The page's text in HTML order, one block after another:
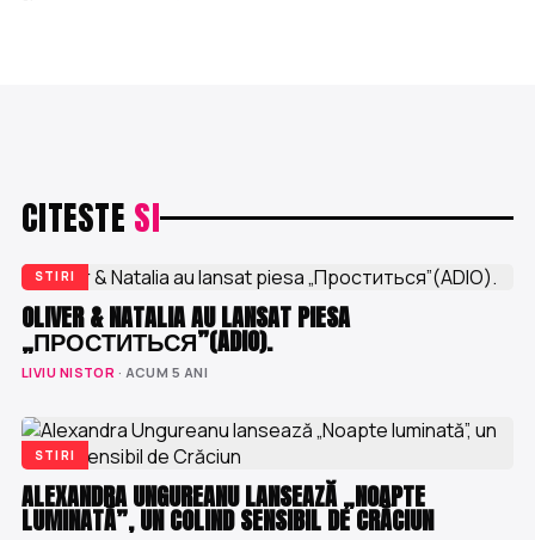
CITESTE SI
STIRI
OLIVER & NATALIA AU LANSAT PIESA
„ПРОСТИТЬСЯ”(ADIO).
LIVIU NISTOR · ACUM 5 ANI
STIRI
ALEXANDRA UNGUREANU LANSEAZĂ „NOAPTE
LUMINATĂ”, UN COLIND SENSIBIL DE CRĂCIUN